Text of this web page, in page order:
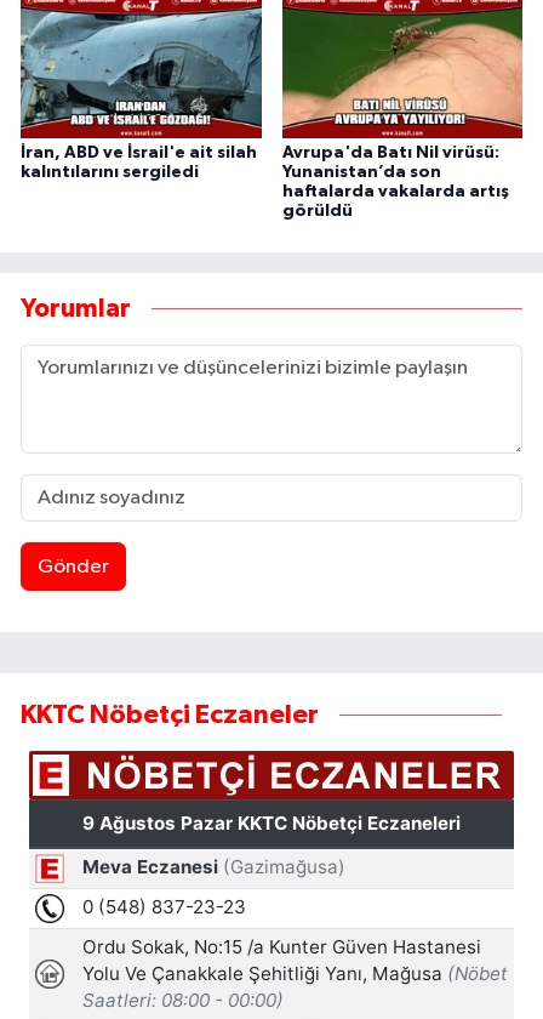
İran, ABD ve İsrail'e ait silah
kalıntılarını sergiledi
Avrupa'da Batı Nil virüsü:
Yunanistan’da son
haftalarda vakalarda artış
görüldü
Yorumlar
Gönder
KKTC Nöbetçi Eczaneler